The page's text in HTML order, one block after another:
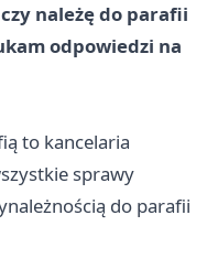
należę do parafii
odpowiedzi na
to kancelaria
sprawy
do parafii